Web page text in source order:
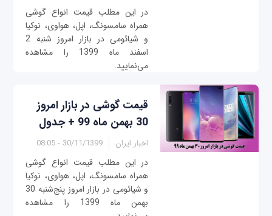
در این مطلب قیمت انواع گوشی
همراه سامسونگ، اپل، هواوی، نوکیا
و شیائومی در بازار امروز ‌شنبه 2
اسفند ماه 1399 را مشاهده
می‌نمایید.
قیمت گوشی در بازار امروز
30 بهمن ماه 99 + جدول
اخبار ایران 30/11/1399 - 08:05
در این مطلب قیمت انواع گوشی
همراه سامسونگ، اپل، هواوی، نوکیا
و شیائومی در بازار امروز پنج‌شنبه 30
بهمن ماه 1399 را مشاهده